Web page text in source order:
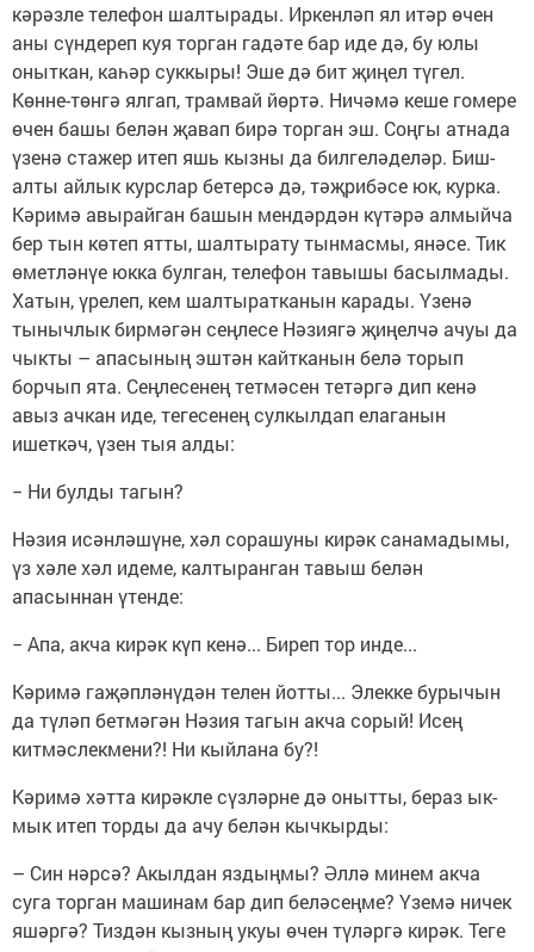
кәрәзле телефон шалтырады. Иркенләп ял итәр өчен
аны сүндереп куя торган гадәте бар иде дә, бу юлы
оныткан, каһәр суккыры! Эше дә бит җиңел түгел.
Көнне-төнгә ялгап, трамвай йөртә. Ничәмә кеше гомере
өчен башы белән җавап бирә торган эш. Соңгы атнада
үзенә стажер итеп яшь кызны да билгеләделәр. Биш-
алты айлык курслар бетерсә дә, тәҗрибәсе юк, курка.
Кәримә авырайган башын мендәрдән күтәрә алмыйча
бер тын көтеп ятты, шалтырату тынмасмы, янәсе. Тик
өметләнүе юкка булган, телефон тавышы басылмады.
Хатын, үрелеп, кем шалтыратканын карады. Үзенә
тынычлык бирмәгән сеңлесе Нәзиягә җиңелчә ачуы да
чыкты – апасының эштән кайтканын белә торып
борчып ята. Сеңлесенең тетмәсен тетәргә дип кенә
авыз ачкан иде, тегесенең сулкылдап елаганын
ишеткәч, үзен тыя алды:
− Ни булды тагын?
Нәзия исәнләшүне, хәл сорашуны кирәк санамадымы,
үз хәле хәл идеме, калтыранган тавыш белән
апасыннан үтенде:
− Апа, акча кирәк күп кенә... Биреп тор инде...
Кәримә гаҗәпләнүдән телен йотты... Элекке бурычын
да түләп бетмәгән Нәзия тагын акча сорый! Исең
китмәслекмени?! Ни кыйлана бу?!
Кәримә хәтта кирәкле сүзләрне дә онытты, бераз ык-
мык итеп торды да ачу белән кычкырды:
– Син нәрсә? Акылдан яздыңмы? Әллә минем акча
суга торган машинам бар дип беләсеңме? Үземә ничек
яшәргә? Тиздән кызның укуы өчен түләргә кирәк. Теге